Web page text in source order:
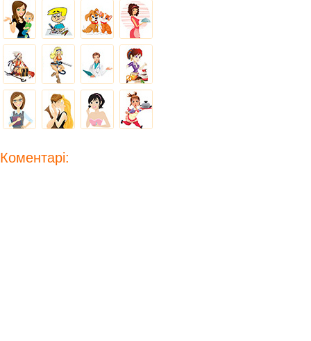
Коментарі: